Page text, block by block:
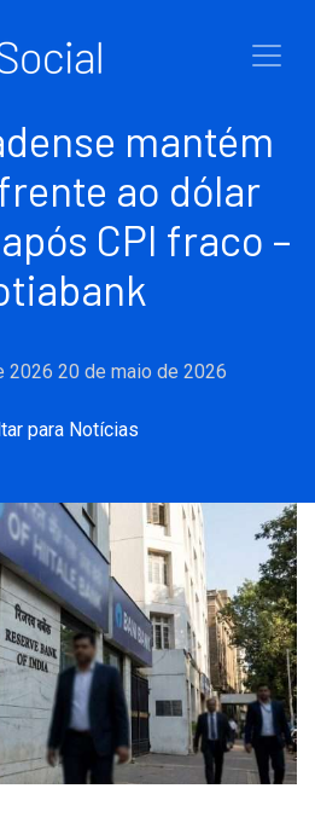
mantém
ao dólar
CPI fraco –
2026 20 de maio de 2026
para Notícias